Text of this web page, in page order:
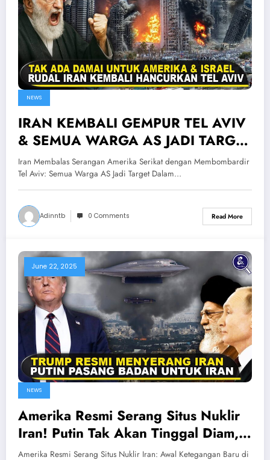
NEWS
IRAN KEMBALI GEMPUR TEL AVIV
& SEMUA WARGA AS JADI TARGET
— Respons Cepat Iran Setelah
Dibom Amerika
Iran Membalas Serangan Amerika Serikat dengan Membombardir
Tel Aviv: Semua Warga AS Jadi Target Dalam…
Adinntb 0 Comments Read More
June 22, 2025
NEWS
Amerika Resmi Serang Situs Nuklir
Iran! Putin Tak Akan Tinggal Diam,
PERANG DUNIA 3 HERE WE GO!!!
Amerika Resmi Serang Situs Nuklir Iran: Awal Ketegangan Baru di